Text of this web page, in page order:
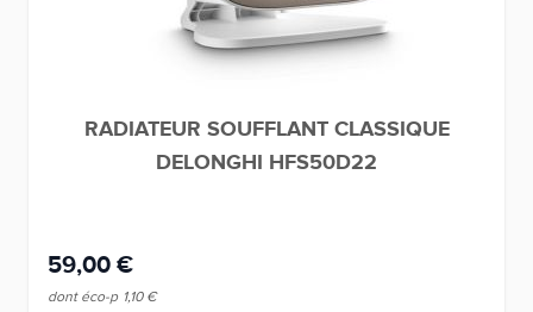
RADIATEUR SOUFFLANT CLASSIQUE
DELONGHI HFS50D22
59,00 €
dont éco-p 1,10 €